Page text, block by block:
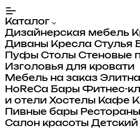
Каталог
Дизайнерская мебель
Диваны Кресла Стулья
Пуфы Столы Стеновые
Изголовья для кровати
Мебель на заказ
HoReCa Бары Фитнес-
и отели Хостелы Кафе
Пивные бары
Салон красоты Детский